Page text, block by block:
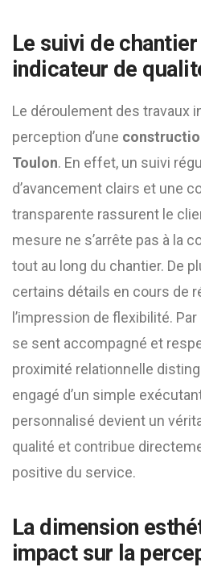
Le suivi de
indicateur de
Le déroulement des travaux
perception d’une
Toulon. En effet, un suivi
d’avancement clairs et une
transparente rassurent le
mesure ne s’arrête pas à la
tout au long du chantier. De
certains détails en cours de
l’impression de flexibilité.
se sent accompagné et
proximité relationnelle
engagé d’un simple
personnalisé devient un
qualité et contribue
positive du service.
La dimension
impact sur la